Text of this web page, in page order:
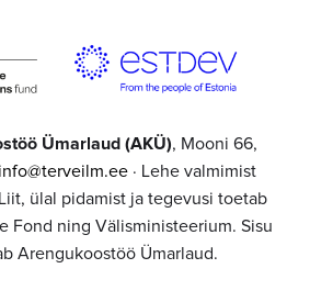
Ümarlaud (AKÜ), Mooni 66,
info@terveilm.ee· Lehe valmimist
ülal pidamist ja tegevusi toetab
Fond ning Välisministeerium. Sisu
Arengukoostöö Ümarlaud.